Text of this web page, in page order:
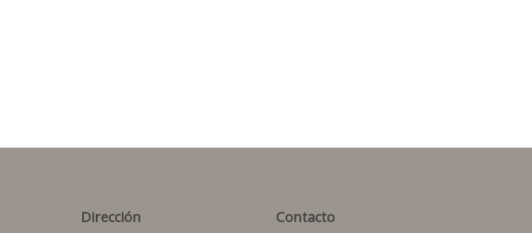
Dirección Contacto